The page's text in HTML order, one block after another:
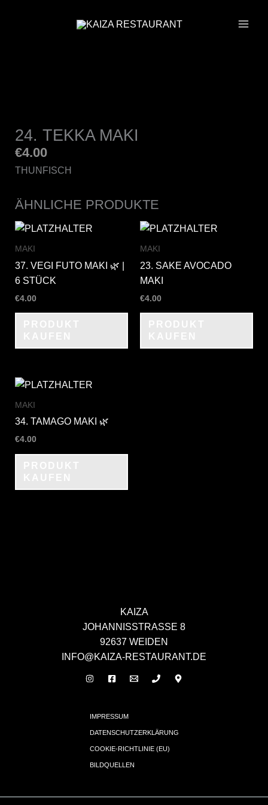
24. TEKKA MAKI
€4.00
THUNFISCH
ÄHNLICHE PRODUKTE
MAKI
37. VEGI FUTO MAKI 🌿 |
6 STÜCK
€4.00
MAKI
23. SAKE AVOCADO
MAKI
€4.00
MAKI
34. TAMAGO MAKI 🌿
€4.00
KAIZA
JOHANNISSTRASSE 8
92637 WEIDEN
INFO@KAIZA-RESTAURANT.DE
IMPRESSUM
DATENSCHUTZERKLÄRUNG
COOKIE-RICHTLINIE (EU)
BILDQUELLEN